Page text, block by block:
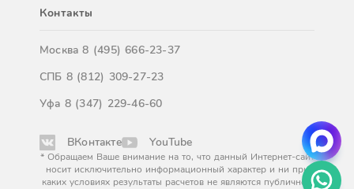
Контакты
Москва8 (495) 666-23-37
СПБ 8 (812) 309-27-23
Уфа 8 (347) 229-46-60
ВКонтакте YouTube
* Обращаем Ваше внимание на то, что данный Интернет-сайт
носит исключительно информационный характер и ни при
каких условиях результаты расчетов не являются публичной